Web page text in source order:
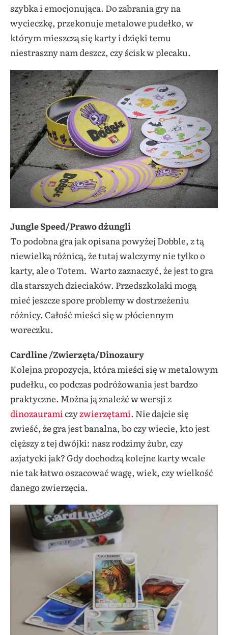
szybka i emocjonująca. Do zabrania gry na
wycieczkę, przekonuje metalowe pudełko, w
którym mieszczą się karty i dzięki temu
niestraszny nam deszcz, czy ścisk w plecaku.
Jungle Speed/Prawo dżungli
To podobna gra jak opisana powyżej Dobble, z tą
niewielką różnicą, że tutaj walczymy nie tylko o
karty, ale o Totem. Warto zaznaczyć, że jest to gra
dla starszych dzieciaków. Przedszkolaki mogą
mieć jeszcze spore problemy w dostrzeżeniu
różnicy. Całość mieści się w płóciennym
woreczku.
Cardline /Zwierzęta/Dinozaury
Kolejna propozycja, która mieści się w metalowym
pudełku, co podczas podróżowania jest bardzo
praktyczne. Można ją znaleźć w wersji z
dinozaurami czyzwierzętami. Nie dajcie się
zwieść, że gra jest banalna, bo czy wiecie, kto jest
cięższy z tej dwójki: nasz rodzimy żubr, czy
azjatycki jak? Gdy dochodzą kolejne karty wcale
nie tak łatwo oszacować wagę, wiek, czy wielkość
danego zwierzęcia.